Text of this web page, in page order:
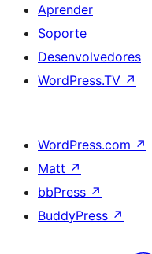
Aprender
Soporte
Desenvolvedores
WordPress.TV ↗
WordPress.com ↗
Matt ↗
bbPress ↗
BuddyPress ↗